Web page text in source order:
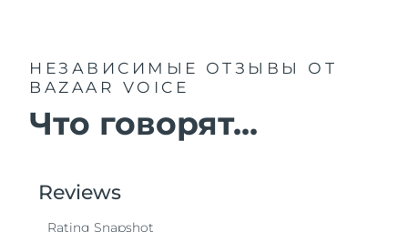
НЕЗАВИСИМЫЕ ОТЗЫВЫ
ОТ
BAZAAR VOICE
Что говорят...